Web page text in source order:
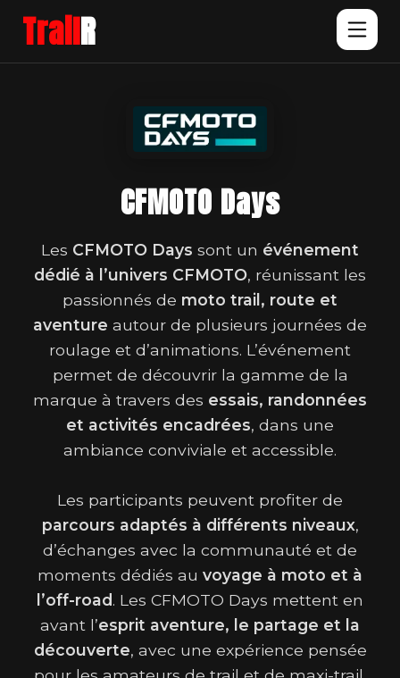
TrailR
CFMOTO Days
Les CFMOTO Days sont un événement
dédié à l’univers CFMOTO, réunissant les
passionnés de moto trail, route et
aventure autour de plusieurs journées de
roulage et d’animations. L’événement
permet de découvrir la gamme de la
marque à travers des essais, randonnées
et activités encadrées, dans une
ambiance conviviale et accessible.
Les participants peuvent profiter de
parcours adaptés à différents niveaux,
d’échanges avec la communauté et de
moments dédiés au voyage à moto et à
l’off-road. Les CFMOTO Days mettent en
avant l’esprit aventure, le partage et la
découverte, avec une expérience pensée